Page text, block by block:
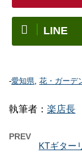
LINE
-愛知県, 花・ガーデ
執筆者： 楽店長
PREV
KTギター